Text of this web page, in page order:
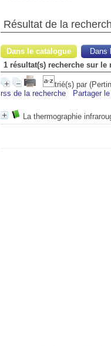
Résultat de la
Dans le catalogue
Dans
1 résultat(s) recherche sur
trié(s) par
rss de la recherche
Partager
La thermographie